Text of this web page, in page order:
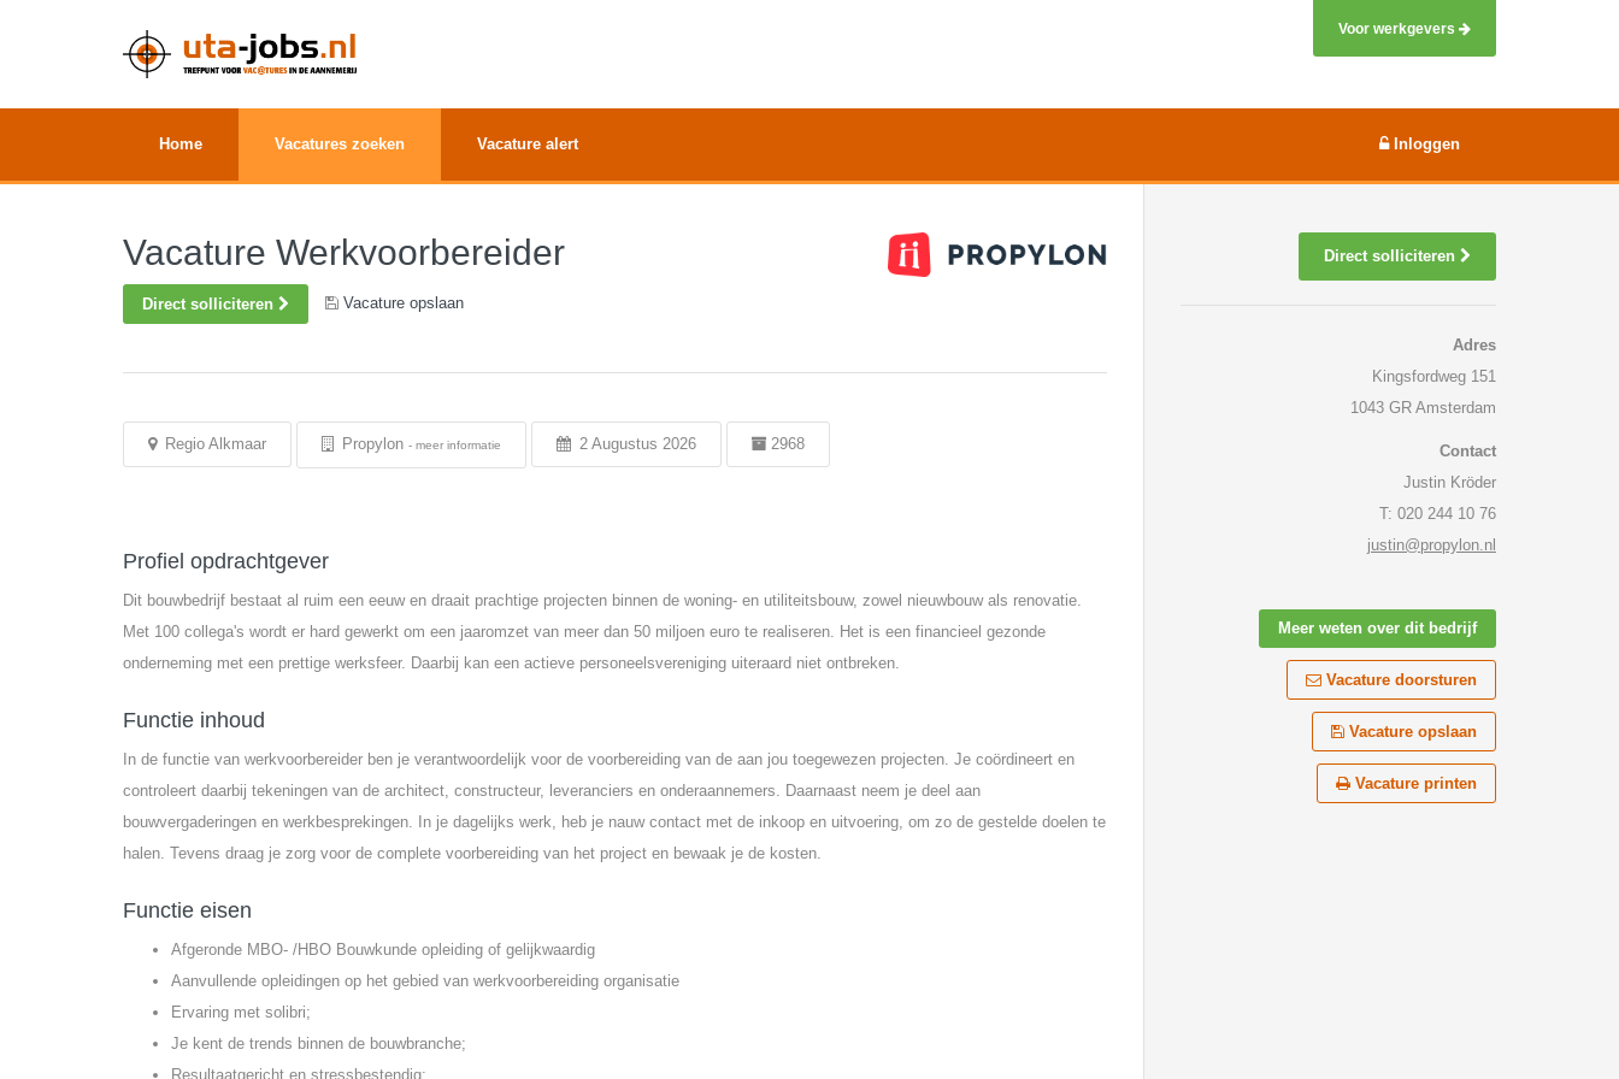
Voor werkgevers
Home Vacatures zoeken Vacature alert Inloggen
Vacature Werkvoorbereider
Direct solliciteren Vacature opslaan
Regio Alkmaar Propylon - meer informatie 2 Augustus 2026 2968
Profiel opdrachtgever
Dit bouwbedrijf bestaat al ruim een eeuw en draait prachtige projecten binnen de woning- en utiliteitsbouw, zowel nieuwbouw als renovatie.
Met 100 collega's wordt er hard gewerkt om een jaaromzet van meer dan 50 miljoen euro te realiseren. Het is een financieel gezonde
onderneming met een prettige werksfeer. Daarbij kan een actieve personeelsvereniging uiteraard niet ontbreken.
Functie inhoud
In de functie van werkvoorbereider ben je verantwoordelijk voor de voorbereiding van de aan jou toegewezen projecten. Je coördineert en
controleert daarbij tekeningen van de architect, constructeur, leveranciers en onderaannemers. Daarnaast neem je deel aan
bouwvergaderingen en werkbesprekingen. In je dagelijks werk, heb je nauw contact met de inkoop en uitvoering, om zo de gestelde doelen te
halen. Tevens draag je zorg voor de complete voorbereiding van het project en bewaak je de kosten.
Functie eisen
Afgeronde MBO- /HBO Bouwkunde opleiding of gelijkwaardig
Aanvullende opleidingen op het gebied van werkvoorbereiding organisatie
Ervaring met solibri;
Je kent de trends binnen de bouwbranche;
Resultaatgericht en stressbestendig;
Direct solliciteren
Adres
Kingsfordweg 151
1043 GR Amsterdam
Contact
Justin Kröder
T: 020 244 10 76
justin@propylon.nl
Meer weten over dit bedrijf
Vacature doorsturen
Vacature opslaan
Vacature printen